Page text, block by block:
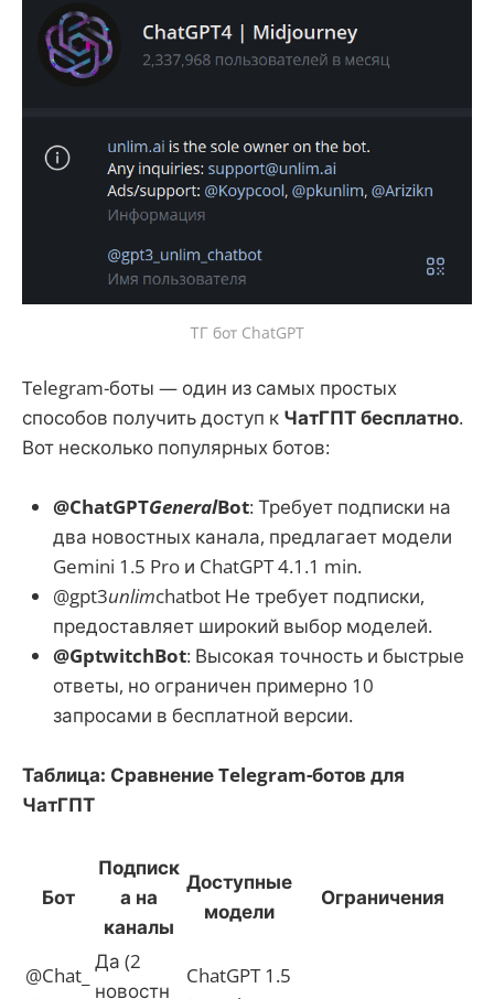
ТГ бот ChatGPT
Telegram-боты — один из самых простых
способов получить доступ к ЧатГПТ бесплатно.
Вот несколько популярных ботов:
@ChatGPTGeneralBot: Требует подписки на
два новостных канала, предлагает модели
Gemini 1.5 Pro и ChatGPT 4.1.1 min.
@gpt3unlimchatbot Не требует подписки,
предоставляет широкий выбор моделей.
@GptwitchBot: Высокая точность и быстрые
ответы, но ограничен примерно 10
запросами в бесплатной версии.
Таблица: Сравнение Telegram-ботов для
ЧатГПТ
Бот
Подписк
а на
каналы
Доступные
модели
Ограничения
@Chat_
Да (2
новостн
ChatGPT 1.5